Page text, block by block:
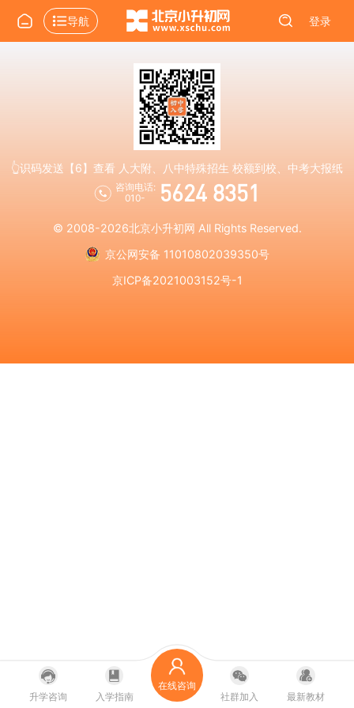
导航 登录
👆识码发送【6】查看 人大附、八中特殊招生 校额到校、中考大报纸
咨询电话:
010-
5624 8351
© 2008-2026北京小升初网 All Rights Reserved.
京公网安备 11010802039350号
京ICP备2021003152号-1
升学咨询 入学指南
在线咨询
社群加入
最新教材